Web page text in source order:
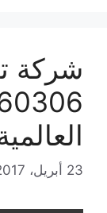
شركة
23 أبريل، 2017